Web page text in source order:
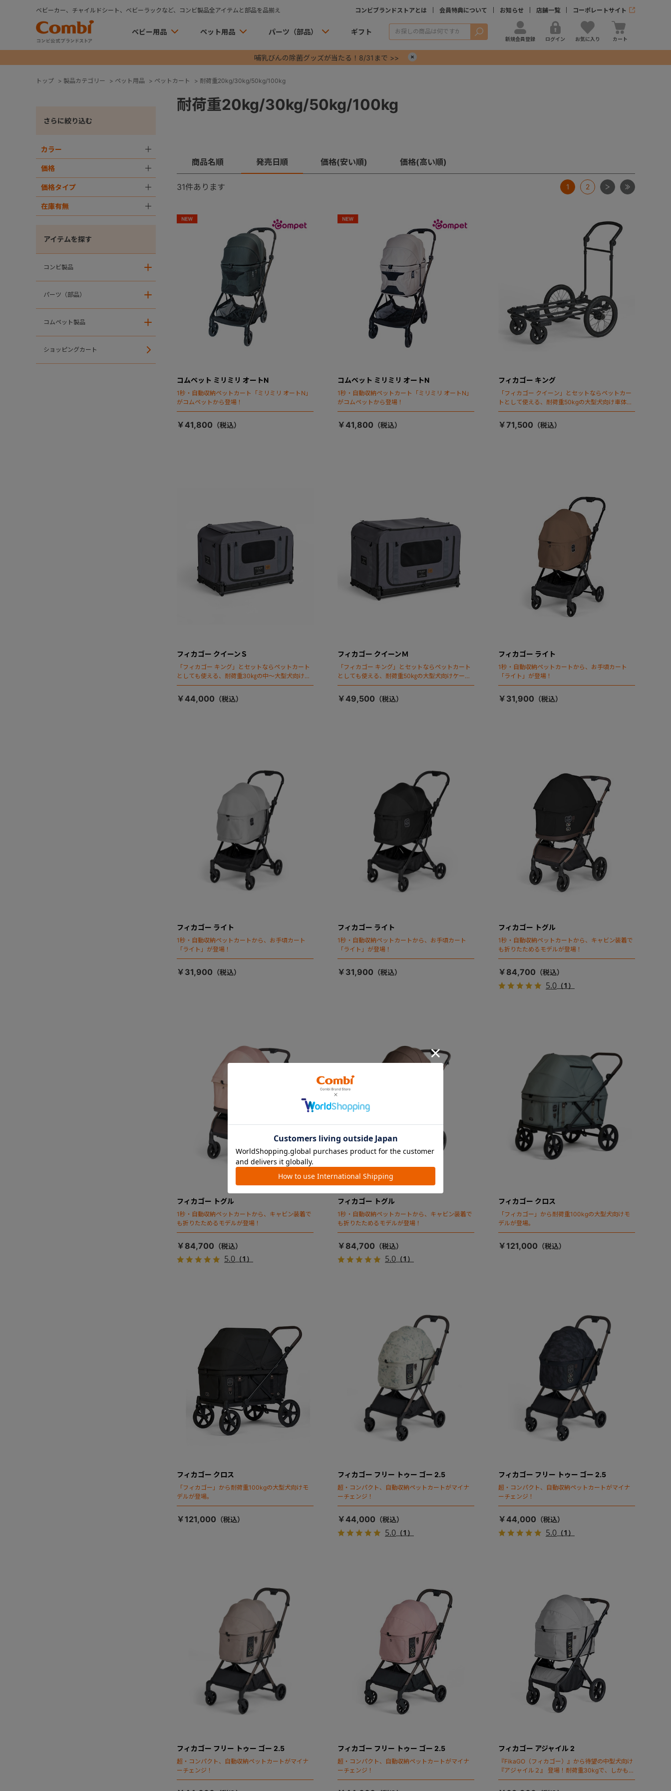
ベビーカー、チャイルドシート、ベビーラックなど、コンビ製品全アイテムと部品を品揃え コンビブランドストアとは 会員特典について お知らせ 店舗一覧 コーポレートサイト
ベビー用品 ペット用品 パーツ（部品） ギフト 検索
新規会員登録 ログイン お気に入り カート
哺乳びんの除菌グッズが当たる！8/31まで >>
トップ > 製品カテゴリー > ペット用品 > ペットカート > 耐荷重20kg/30kg/50kg/100kg
さらに絞り込む
カラー
価格
価格タイプ
在庫有無
アイテムを探す
コンビ製品
パーツ（部品）
コムペット製品
ショッピングカート
耐荷重20kg/30kg/50kg/100kg
商品名順 発売日順 価格(安い順) 価格(高い順)
31件あります 1 2 次 最後
コムペット ミリミリ オートN
1秒・自動収納ペットカート「ミリミリ オートN」
がコムペットから登場！
￥41,800
コムペット ミリミリ オートN
1秒・自動収納ペットカート「ミリミリ オートN」
がコムペットから登場！
￥41,800
フィカゴー キング
「フィカゴー クイーン」とセットならペットカー
トとして使える、耐荷重50kgの大型犬向け車体登
場！
￥71,500
フィカゴー クイーンＳ
「フィカゴー キング」とセットならペットカート
としても使える、耐荷重30㎏の中～大型犬向けケ
ージが登場！
￥44,000
フィカゴー クイーンＭ
「フィカゴー キング」とセットならペットカート
としても使える、耐荷重50㎏の大型犬向けケージ
が登場！
￥49,500
フィカゴー ライト
1秒・自動収納ペットカートから、お手頃カート
「ライト」が登場！
￥31,900
フィカゴー ライト
1秒・自動収納ペットカートから、お手頃カート
「ライト」が登場！
￥31,900
フィカゴー ライト
1秒・自動収納ペットカートから、お手頃カート
「ライト」が登場！
￥31,900
フィカゴー トグル
1秒・自動収納ペットカートから、キャビン装着で
も折りたためるモデルが登場！
￥84,700
5.0（1）
フィカゴー トグル
1秒・自動収納ペットカートから、キャビン装着で
も折りたためるモデルが登場！
￥84,700
5.0 （1）
フィカゴー トグル
1秒・自動収納ペットカートから、キャビン装着で
も折りたためるモデルが登場！
￥84,700
5.0（1）
フィカゴー クロス
「フィカゴー」から耐荷重100kgの大型犬向けモ
デルが登場。
￥121,000
フィカゴー クロス
「フィカゴー」から耐荷重100kgの大型犬向けモ
デルが登場。
￥121,000
フィカゴー フリー トゥー ゴー 2.5
超・コンパクト、自動収納ペットカートがマイナ
ーチェンジ！
￥44,000
5.0（1）
フィカゴー フリー トゥー ゴー 2.5
超・コンパクト、自動収納ペットカートがマイナ
ーチェンジ！
￥44,000
5.0（1）
フィカゴー フリー トゥー ゴー 2.5
超・コンパクト、自動収納ペットカートがマイナ
ーチェンジ！
フィカゴー フリー トゥー ゴー 2.5
超・コンパクト、自動収納ペットカートがマイナ
ーチェンジ！
フィカゴー アジャイル 2
『FikaGO（フィカゴー）』から待望の中型犬向け
『アジャイル２』 登場！耐荷重30kgで、しかも1
秒・自動収納機能搭載！！